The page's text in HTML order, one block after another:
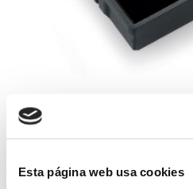
Esta página web usa cookies